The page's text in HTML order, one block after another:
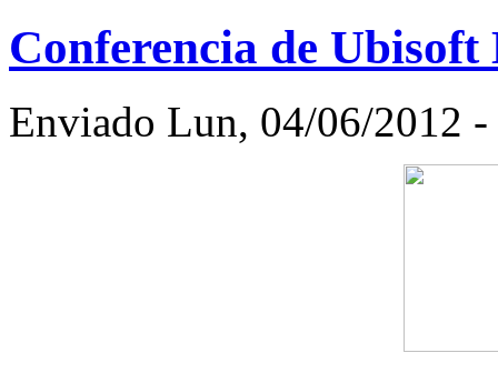
Conferencia de Ubisoft
Enviado Lun, 04/06/2012